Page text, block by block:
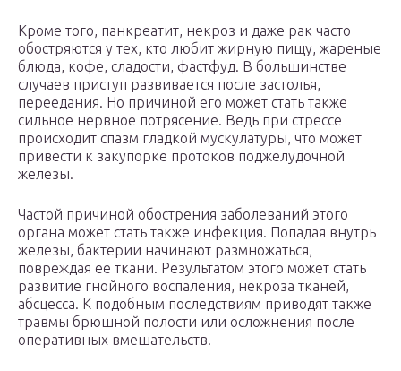
Кроме того, панкреатит, некроз и даже рак часто
обостряются у тех, кто любит жирную пищу, жареные
блюда, кофе, сладости, фастфуд. В большинстве
случаев приступ развивается после застолья,
переедания. Но причиной его может стать также
сильное нервное потрясение. Ведь при стрессе
происходит спазм гладкой мускулатуры, что может
привести к закупорке протоков поджелудочной
железы.
Частой причиной обострения заболеваний этого
органа может стать также инфекция. Попадая внутрь
железы, бактерии начинают размножаться,
повреждая ее ткани. Результатом этого может стать
развитие гнойного воспаления, некроза тканей,
абсцесса. К подобным последствиям приводят также
травмы брюшной полости или осложнения после
оперативных вмешательств.